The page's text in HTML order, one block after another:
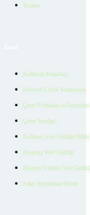
Yardım
Kullanım Koşulları
Bireysel Üyelik Sözleşmesi
Çerez Politikası ve
Çerez Ayarları
Kullanıcı Veri Gizliliği
Ziyaretçi Veri Gizliliği
Müşteri Yetkilisi Veri
Aday Aydınlatma Metni